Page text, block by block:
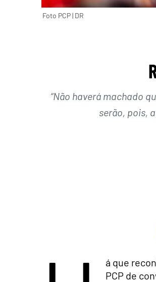
Foto PCP | DR
“Não haverá machado
serão, pois,
á que
PCP de